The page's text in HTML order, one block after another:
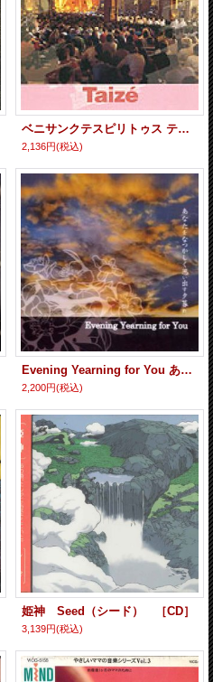
ベニサンクテスピリトゥス テゼの祈り [CD] ※お取り寄せ品
2,136円(税込)
Evening Yearning for You あなたをなつかしく思い出す夕暮れ [CD] ※お取り寄せ品
2,200円(税込)
姫神 Seed（シード） ［CD］
3,139円(税込)